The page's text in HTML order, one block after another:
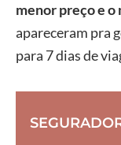
menor preço e
apareceram pra
para 7 dias de